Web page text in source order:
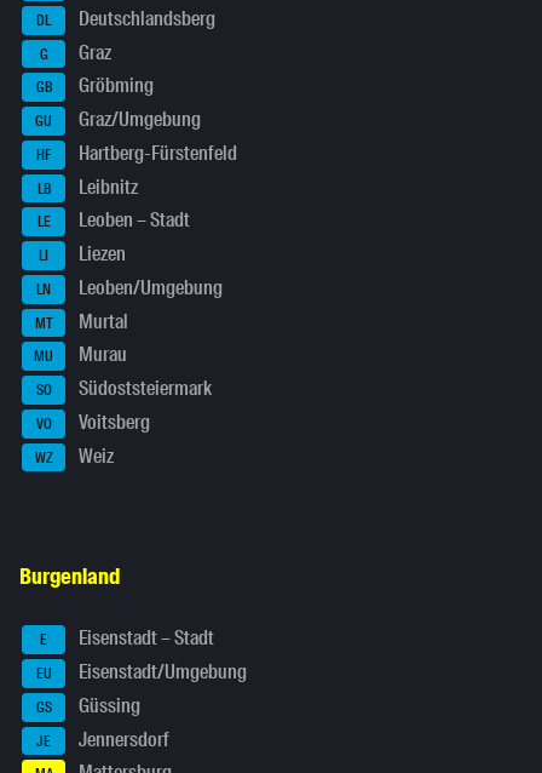
DL Deutschlandsberg
G Graz
GB Gröbming
GU Graz/Umgebung
HF Hartberg-Fürstenfeld
LB Leibnitz
LE Leoben – Stadt
LI Liezen
LN Leoben/Umgebung
MT Murtal
MU Murau
SO Südoststeiermark
VO Voitsberg
WZ Weiz
Burgenland
E Eisenstadt – Stadt
EU Eisenstadt/Umgebung
GS Güssing
JE Jennersdorf